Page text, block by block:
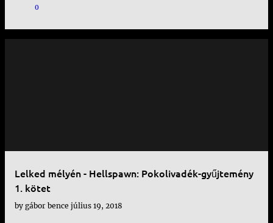
0
Lelked mélyén - Hellspawn: Pokolivadék-gyűjtemény
1. kötet
by gábor bence július 19, 2018